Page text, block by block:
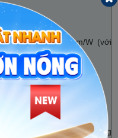
LED Roman: 90Lm/W (với
>95Lm/W)
400×30 = 12000(lm)
90 = 133.3 (w)
làm việc 30m2 = Tổng